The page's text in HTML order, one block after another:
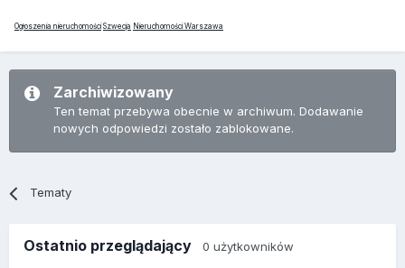
Ogłoszenia nieruchomości Szwecja Nieruchomości Warszawa
Zarchiwizowany
Ten temat przebywa obecnie w archiwum. Dodawanie
nowych odpowiedzi zostało zablokowane.
Tematy
Ostatnio przeglądający 0 użytkowników